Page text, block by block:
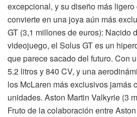
excepcional, y su diseño más
convierte en una joya aún más
GT (3,1 millones de euros): Nacido
videojuego, el Solus GT es un
que parece sacado del futuro. Con
5.2 litros y 840 CV, y una
los McLaren más exclusivos jamás
unidades. Aston Martin Valkyrie (3
Fruto de la colaboración entre